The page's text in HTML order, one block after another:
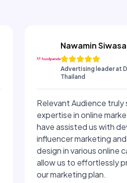
Nawamin
Advertising leader at
Thailand
Relevant Audience truly
expertise in online
have assisted us with
influencer marketing
design in various online
allow us to effortlessly
our marketing plan.